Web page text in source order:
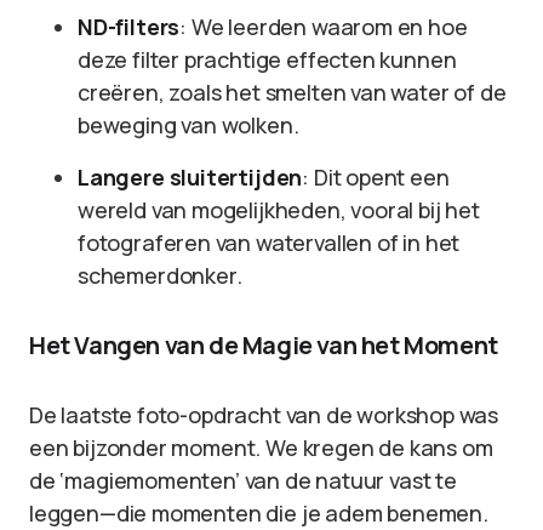
ND-filters: We leerden waarom en hoe
deze filter prachtige effecten kunnen
creëren, zoals het smelten van water of de
beweging van wolken.
Langere sluitertijden: Dit opent een
wereld van mogelijkheden, vooral bij het
fotograferen van watervallen of in het
schemerdonker.
Het Vangen van de Magie van het Moment
De laatste foto-opdracht van de workshop was
een bijzonder moment. We kregen de kans om
de ‘magiemomenten’ van de natuur vast te
leggen—die momenten die je adem benemen.